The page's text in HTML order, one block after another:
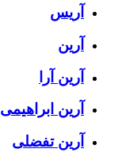
آریس
آرین
آرین آرا
آرین ابراهیمی
آرین تفضلی